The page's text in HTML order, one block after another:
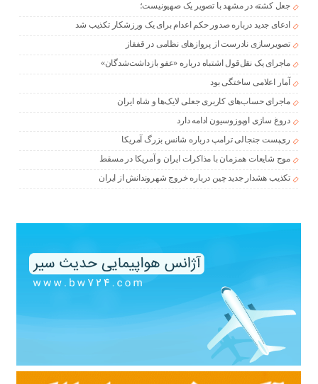
جعل کشته در مشهد با تصویر یک صهیونیست؛
ادعای جدید درباره صدور حکم اعدام برای یک ورزشکار تکذیب شد
تصویرسازی نادرست از پروازهای نظامی در قفقاز
ماجرای یک نقل‌قول اشتباه درباره «عفو بازداشت‌شدگان»
آمار اعلامی ساختگی بود
ماجرای حساب‌های کاربری جعلی لایک‌ها و شاه ایران
دروغ سازی اوپوزوسیون ادامه دارد
ری‌پست جنجالی ترامپ درباره شانس بزرگ آمریکا
موج شایعات همزمان با مذاکرات ایران و آمریکا در مسقط
تکذیب هشدار جدید چین درباره خروج شهروندانش از ایران